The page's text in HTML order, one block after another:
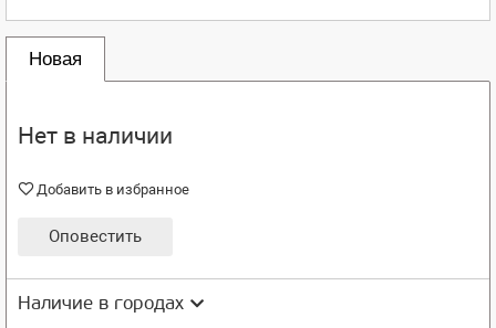
Новая
Нет в наличии
Добавить в избранное
Оповестить
Наличие в городах